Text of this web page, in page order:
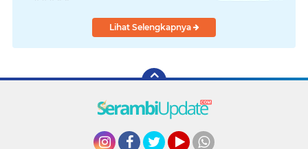
Lihat Selengkapnya